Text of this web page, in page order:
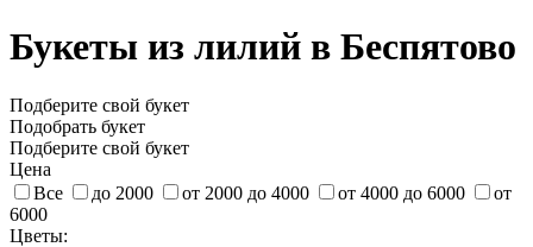
Букеты из лилий в Беспятово
Подберите свой букет
Подобрать букет
Подберите свой букет
Цена
Все
до 2000 от 2000 до 4000 от 4000 до 6000
от
6000
Цветы: